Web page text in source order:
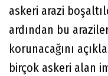
askeri arazi
ardından bu
korunacağını
birçok askeri alan